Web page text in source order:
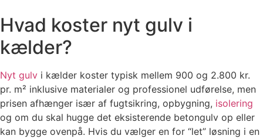
Hvad koster nyt gulv i
kælder?
Nyt gulv i kælder koster typisk mellem 900 og 2.800 kr.
pr. m² inklusive materialer og professionel udførelse, men
prisen afhænger især af fugtsikring, opbygning, isolering
og om du skal hugge det eksisterende betongulv op eller
kan bygge ovenpå. Hvis du vælger en for “let” løsning i en